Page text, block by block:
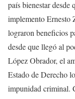
país bienestar
implemento Ernesto
lograron beneficios
desde que llegó al
López Obrador, el
Estado de Derecho
impunidad criminal.